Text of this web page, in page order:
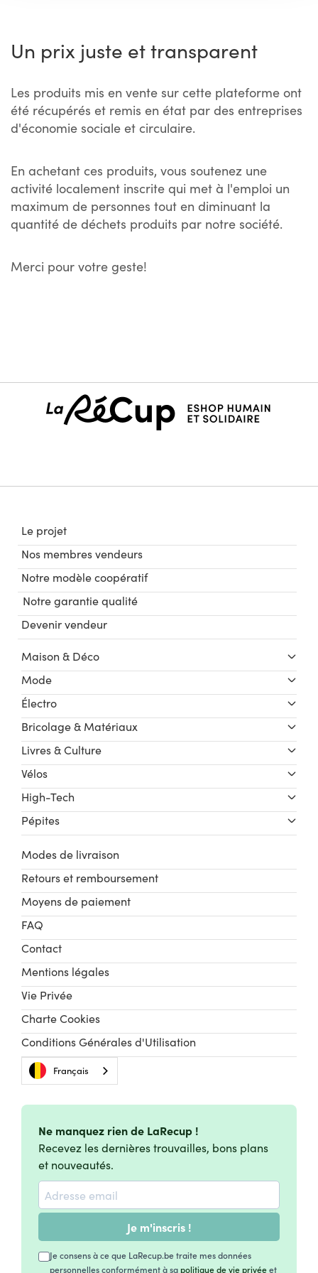
Un prix juste et transparent
Les produits mis en vente sur cette plateforme ont
été récupérés et remis en état par des entreprises
d'économie sociale et circulaire.
En achetant ces produits, vous soutenez une
activité localement inscrite qui met à l'emploi un
maximum de personnes tout en diminuant la
quantité de déchets produits par notre société.
Merci pour votre geste!
Le projet
Nos membres vendeurs
Notre modèle coopératif
Notre garantie qualité
Devenir vendeur
Maison & Déco
Mode
Électro
Bricolage & Matériaux
Livres & Culture
Vélos
High-Tech
Pépites
Modes de livraison
Retours et remboursement
Moyens de paiement
FAQ
Contact
Mentions légales
Vie Privée
Charte Cookies
Conditions Générales d'Utilisation
Français
Ne manquez rien de LaRecup !
Recevez les dernières trouvailles, bons plans
et nouveautés.
Je m'inscris !
Je consens à ce que LaRecup.be traite mes données
personnelles conformément à sapolitique de vie privéeet